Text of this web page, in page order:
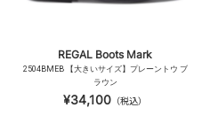
REGAL Boots Mark
2504BMEB 【大きいサイズ】プレーントウ ブ
ラウン
¥34,100 （税込）